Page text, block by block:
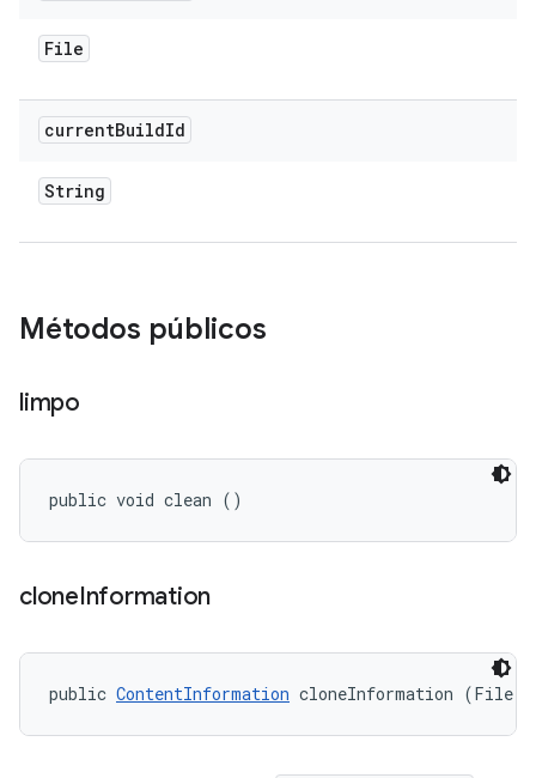
File
currentBuildId
String
Métodos públicos
limpo
public void clean ()
cloneInformation
public ContentInformation cloneInformation (File